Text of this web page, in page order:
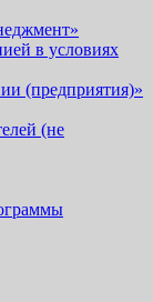
в условиях
(предприятия)»
(не